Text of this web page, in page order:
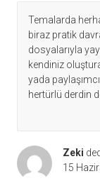
Temalarda
biraz pratik
dosyalarıyla
kendiniz
yada
hertürlü derdin
Zeki
15